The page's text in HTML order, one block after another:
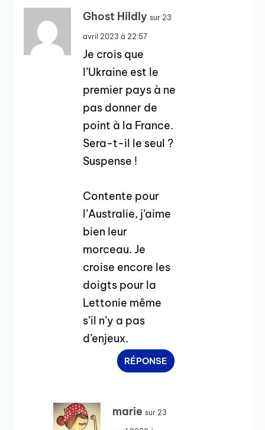
Ghost Hildly sur 23
avril 2023 à 22:57
Je crois que
l’Ukraine est le
premier pays à ne
pas donner de
point à la France.
Sera-t-il le seul ?
Suspense !
Contente pour
l’Australie, j’aime
bien leur
morceau. Je
croise encore les
doigts pour la
Lettonie même
s’il n’y a pas
d’enjeux.
RÉPONSE
marie sur 23